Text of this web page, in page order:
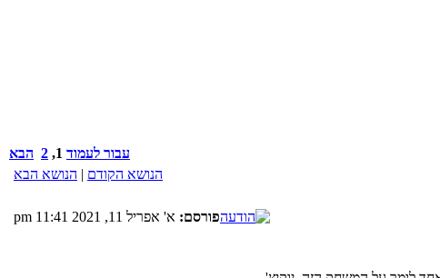
עבור לעמוד 1
,
2 הבא
הנושא הקודם | הנושא הבא
פורסם: א' אפריל 11, 2021 11:41 pm